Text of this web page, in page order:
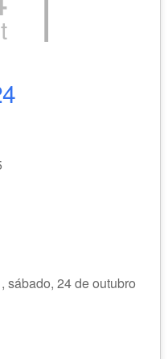
sábado, 24 de outubro